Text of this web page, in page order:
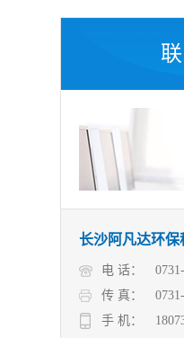
长沙阿凡达环保
电 话：
传 真：
手 机：